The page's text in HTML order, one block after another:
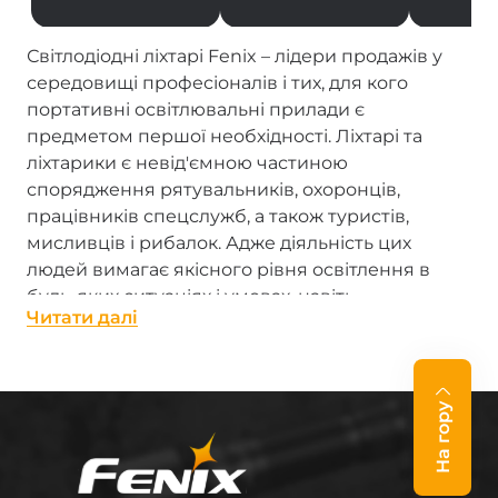
Світлодіодні ліхтарі Fenix – лідери продажів у
середовищі професіоналів і тих, для кого
портативні освітлювальні прилади є
предметом першої необхідності. Ліхтарі та
ліхтарики є невід'ємною частиною
спорядження рятувальників, охоронців,
працівників спецслужб, а також туристів,
мисливців і рибалок. Адже діяльність цих
людей вимагає якісного рівня освітлення в
будь-яких ситуаціях і умовах, навіть
екстремальних.
Ліхтарі виробництва Fenix – справжні «промені
сонця в кишені». Кожен, від надпотужного
професійного ліхтаря з LED до мініатюрного
брелока-ліхтарика, гідно виконує свою роботу.
Ліхтарі Фенікс відрізняються високою
Читати далi
На гору